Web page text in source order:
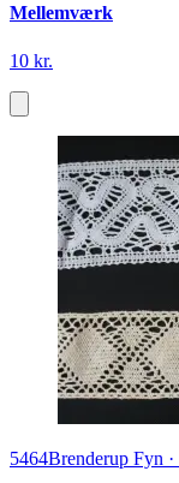
Mellemværk
10 kr.
5464Brenderup Fyn ·